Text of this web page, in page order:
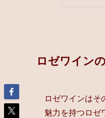
ロゼワイン
ロゼワインはそ
魅力を持つロゼ